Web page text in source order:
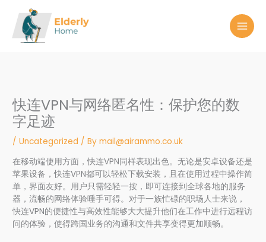
content
快连VPN与网络匿名性：保护您的数
字足迹
/Uncategorized / Bymail@airammo.co.uk
在移动端使用方面，快连VPN同样表现出色。无论是安卓设备还是
苹果设备，快连VPN都可以轻松下载安装，且在使用过程中操作简
单，界面友好。用户只需轻轻一按，即可连接到全球各地的服务
器，流畅的网络体验唾手可得。对于一族忙碌的职场人士来说，
快连VPN的便捷性与高效性能够大大提升他们在工作中进行远程访
问的体验，使得跨国业务的沟通和文件共享变得更加顺畅。